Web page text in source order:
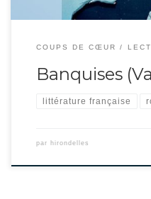
COUPS DE CŒUR
Banquises
littérature française
par hirondelles